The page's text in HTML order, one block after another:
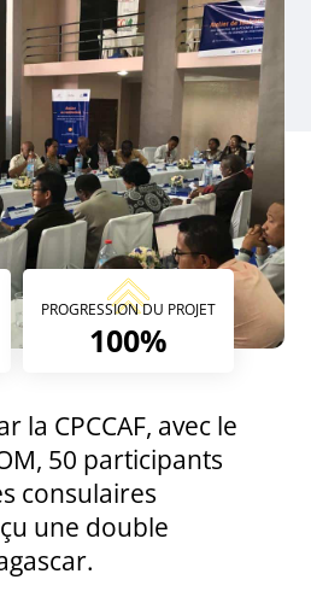
PROGRESSION DU PROJET
100%
la CPCCAF, avec le
50 participants
consulaires
une double